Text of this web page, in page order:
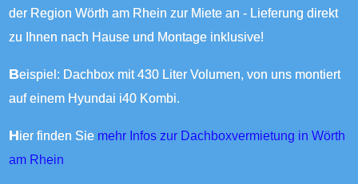
der Region Wörth am Rhein zur Miete an - Lieferung direkt
zu Ihnen nach Hause und Montage inklusive!
Beispiel: Dachbox mit 430 Liter Volumen, von uns montiert
auf einem Hyundai i40 Kombi.
Hier finden Sie mehr Infos zur Dachboxvermietung in Wörth
am Rhein